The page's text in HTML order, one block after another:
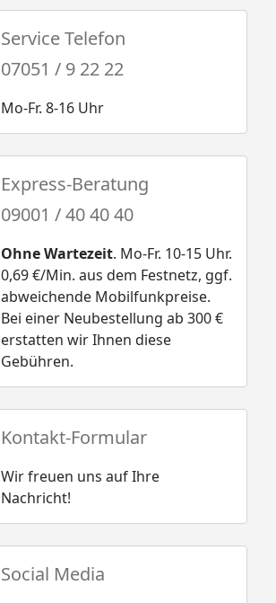
Service Telefon
07051 / 9 22 22
Mo-Fr. 8-16 Uhr
Express-Beratung
09001 / 40 40 40
Ohne Wartezeit. Mo-Fr. 10-15 Uhr.
0,69 €/Min. aus dem Festnetz, ggf.
abweichende Mobilfunkpreise.
Bei einer Neubestellung ab 300 €
erstatten wir Ihnen diese
Gebühren.
Kontakt-Formular
Wir freuen uns auf Ihre
Nachricht!
Social Media